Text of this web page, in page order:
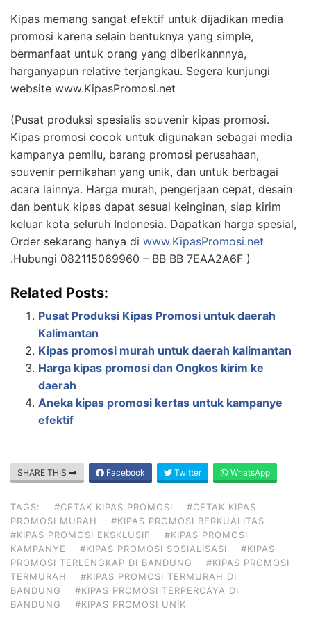
Kipas memang sangat efektif untuk dijadikan media
promosi karena selain bentuknya yang simple,
bermanfaat untuk orang yang diberikannnya,
harganyapun relative terjangkau. Segera kunjungi
website www.KipasPromosi.net
(Pusat produksi spesialis souvenir kipas promosi.
Kipas promosi cocok untuk digunakan sebagai media
kampanya pemilu, barang promosi perusahaan,
souvenir pernikahan yang unik, dan untuk berbagai
acara lainnya. Harga murah, pengerjaan cepat, desain
dan bentuk kipas dapat sesuai keinginan, siap kirim
keluar kota seluruh Indonesia. Dapatkan harga spesial,
Order sekarang hanya di www.KipasPromosi.net
.Hubungi 082115069960 – BB BB 7EAA2A6F )
Related Posts:
Pusat Produksi Kipas Promosi untuk daerah
Kalimantan
Kipas promosi murah untuk daerah kalimantan
Harga kipas promosi dan Ongkos kirim ke
daerah
Aneka kipas promosi kertas untuk kampanye
efektif
SHARE THIS Facebook Twitter WhatsApp
TAGS: #CETAK KIPAS PROMOSI
#CETAK KIPAS
PROMOSI MURAH
#KIPAS PROMOSI BERKUALITAS
#KIPAS PROMOSI EKSKLUSIF
#KIPAS PROMOSI
KAMPANYE
#KIPAS PROMOSI SOSIALISASI
#KIPAS
PROMOSI TERLENGKAP DI BANDUNG
#KIPAS PROMOSI
TERMURAH
#KIPAS PROMOSI TERMURAH DI
BANDUNG
#KIPAS PROMOSI TERPERCAYA DI
BANDUNG
#KIPAS PROMOSI UNIK